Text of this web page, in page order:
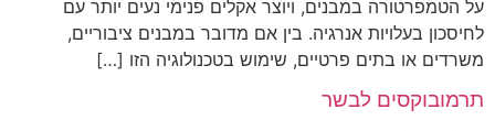
על הטמפרטורה במבנים, ויוצר אקלים פנימי נעים יותר עם
לחיסכון בעלויות אנרגיה. בין אם מדובר במבנים ציבוריים,
משרדים או בתים פרטיים, שימוש בטכנולוגיה הזו […]
תרמובוקסים לבשר